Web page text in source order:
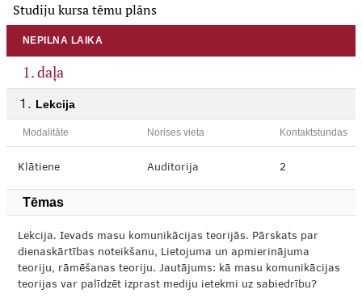
Studiju kursa tēmu plāns
NEPILNA LAIKA
1. daļa
Lekcija
Modalitāte Norises vieta Kontaktstundas
Klātiene Auditorija 2
Tēmas
Lekcija. Ievads masu komunikācijas teorijās. Pārskats par
dienaskārtības noteikšanu, Lietojuma un apmierinājuma
teoriju, rāmēšanas teoriju. Jautājums: kā masu komunikācijas
teorijas var palīdzēt izprast mediju ietekmi uz sabiedrību?